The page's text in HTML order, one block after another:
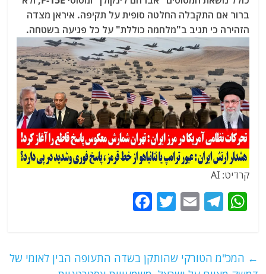
ברור אם התקבלה החלטה סופית על תקיפה. איראן מצדה
הזהירה כי תגיב ב"מלחמה כוללת" על כל פגיעה בשטחה.
קרדיט: AI
W
s
T
g
E
l
T
er
e ← המכ"מ הטורקי שהותקן בשדה התעופה הבין לאומי של